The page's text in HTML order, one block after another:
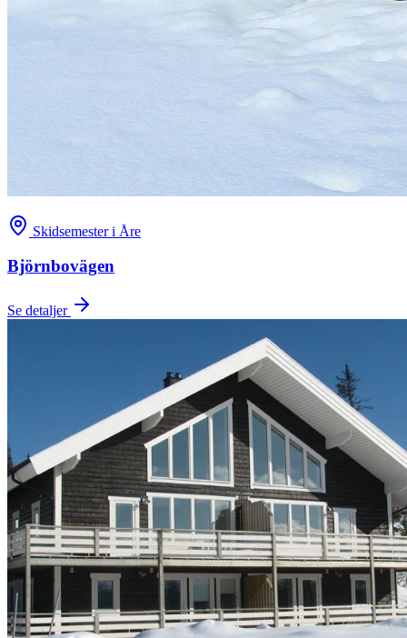
Skidsemester i Åre
Björnbovägen
Se detaljer